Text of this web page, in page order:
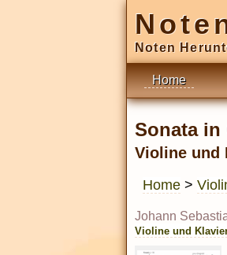
Noten
Home
Sonata in
Violine und
Home >
Johann
Violine und